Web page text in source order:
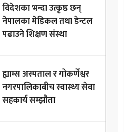
विदेशका भन्दा उत्कृष्ठ छन्
नेपालका मेडिकल तथा डेन्टल
पढाउने शिक्षण संस्था
ह्याम्स अस्पताल र गोकर्णेश्वर
नगरपालिकाबीच स्वास्थ्य सेवा
सहकार्य सम्झौता